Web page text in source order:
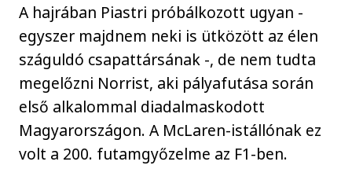
A hajrában Piastri próbálkozott ugyan -
egyszer majdnem neki is ütközött az élen
száguldó csapattársának -, de nem tudta
megelőzni Norrist, aki pályafutása során
első alkalommal diadalmaskodott
Magyarországon. A McLaren-istállónak ez
volt a 200. futamgyőzelme az F1-ben.